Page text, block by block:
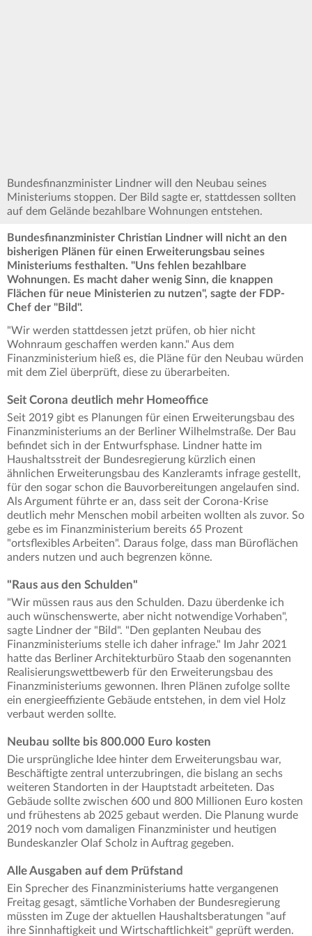
Bundesfinanzminister Lindner will den Neubau seines
Ministeriums stoppen. Der Bild sagte er, stattdessen sollten
auf dem Gelände bezahlbare Wohnungen entstehen.
Bundesfinanzminister Christian Lindner will nicht an den
bisherigen Plänen für einen Erweiterungsbau seines
Ministeriums festhalten. "Uns fehlen bezahlbare
Wohnungen. Es macht daher wenig Sinn, die knappen
Flächen für neue Ministerien zu nutzen", sagte der FDP-
Chef der "Bild".
"Wir werden stattdessen jetzt prüfen, ob hier nicht
Wohnraum geschaffen werden kann." Aus dem
Finanzministerium hieß es, die Pläne für den Neubau würden
mit dem Ziel überprüft, diese zu überarbeiten.
Seit Corona deutlich mehr Homeoffice
Seit 2019 gibt es Planungen für einen Erweiterungsbau des
Finanzministeriums an der Berliner Wilhelmstraße. Der Bau
befindet sich in der Entwurfsphase. Lindner hatte im
Haushaltsstreit der Bundesregierung kürzlich einen
ähnlichen Erweiterungsbau des Kanzleramts infrage gestellt,
für den sogar schon die Bauvorbereitungen angelaufen sind.
Als Argument führte er an, dass seit der Corona-Krise
deutlich mehr Menschen mobil arbeiten wollten als zuvor. So
gebe es im Finanzministerium bereits 65 Prozent
"ortsflexibles Arbeiten". Daraus folge, dass man Büroflächen
anders nutzen und auch begrenzen könne.
"Raus aus den Schulden"
"Wir müssen raus aus den Schulden. Dazu überdenke ich
auch wünschenswerte, aber nicht notwendige Vorhaben",
sagte Lindner der "Bild". "Den geplanten Neubau des
Finanzministeriums stelle ich daher infrage." Im Jahr 2021
hatte das Berliner Architekturbüro Staab den sogenannten
Realisierungswettbewerb für den Erweiterungsbau des
Finanzministeriums gewonnen. Ihren Plänen zufolge sollte
ein energieeffiziente Gebäude entstehen, in dem viel Holz
verbaut werden sollte.
Neubau sollte bis 800.000 Euro kosten
Die ursprüngliche Idee hinter dem Erweiterungsbau war,
Beschäftigte zentral unterzubringen, die bislang an sechs
weiteren Standorten in der Hauptstadt arbeiteten. Das
Gebäude sollte zwischen 600 und 800 Millionen Euro kosten
und frühestens ab 2025 gebaut werden. Die Planung wurde
2019 noch vom damaligen Finanzminister und heutigen
Bundeskanzler Olaf Scholz in Auftrag gegeben.
Alle Ausgaben auf dem Prüfstand
Ein Sprecher des Finanzministeriums hatte vergangenen
Freitag gesagt, sämtliche Vorhaben der Bundesregierung
müssten im Zuge der aktuellen Haushaltsberatungen "auf
ihre Sinnhaftigkeit und Wirtschaftlichkeit" geprüft werden.